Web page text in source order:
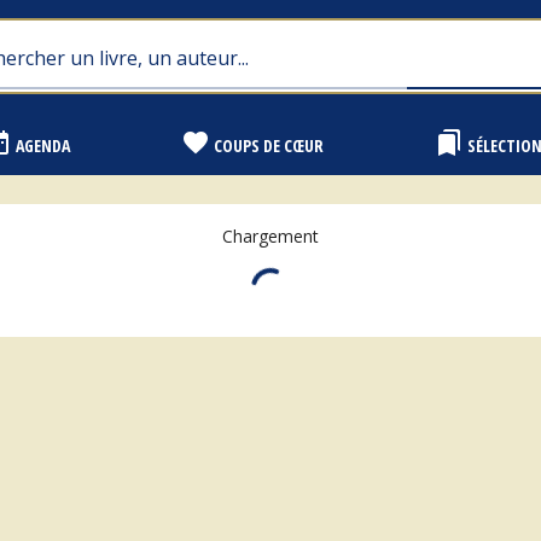
AGENDA favorite COUPS DE CŒUR bookmarks
Chargement